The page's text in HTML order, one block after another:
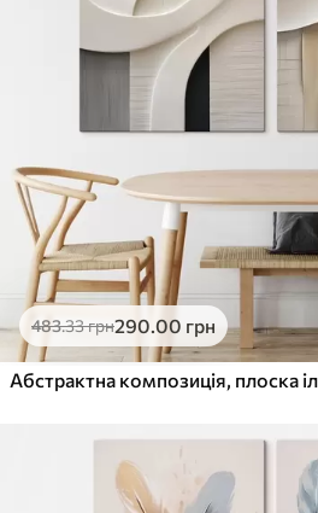
483.33грн290.00 грн